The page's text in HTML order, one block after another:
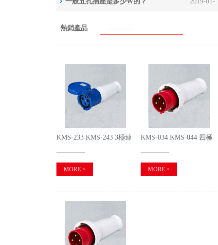
熱銷產品
KMS-233 KMS-243 3極連
接器
MORE >
KMS-034 KMS-044 四極
工業插頭
MORE >